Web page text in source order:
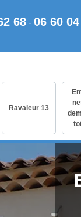
68 - 06 60
Ravaleur 13